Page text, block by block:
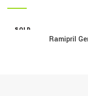
SOLD
Ramipril